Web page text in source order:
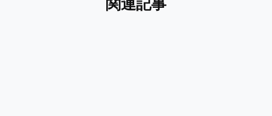
関連記事